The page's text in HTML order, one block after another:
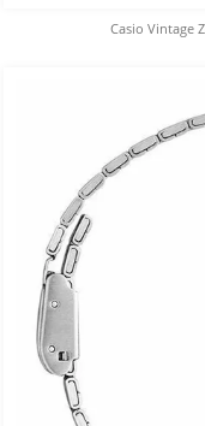
Casio Vintage